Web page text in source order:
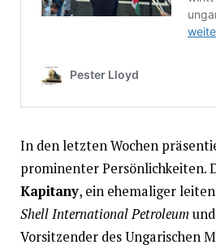
In den letzten Wochen
prominenter Persönlichkeiten.
Kapitany, ein ehemaliger
Shell International Petroleum
Vorsitzender des Ungarischen